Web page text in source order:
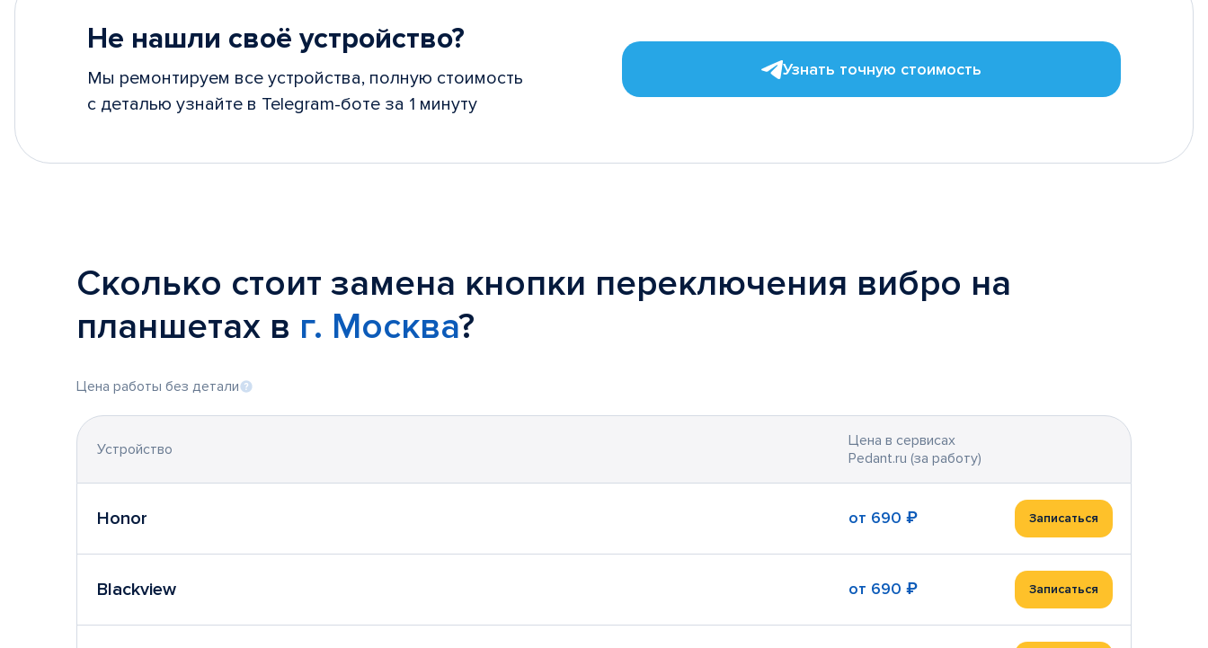
Не нашли своё устройство?
Мы ремонтируем все устройства, полную стоимость
с деталью узнайте в Telegram-боте за 1 минуту
Узнать точную стоимость
Сколько стоит замена кнопки переключения вибро на
планшетах в г. Москва?
Цена работы без детали
Устройство
Цена в сервисах
Pedant.ru (за работу)
Honor от 690 ₽ Записаться
Blackview от 690 ₽ Записаться